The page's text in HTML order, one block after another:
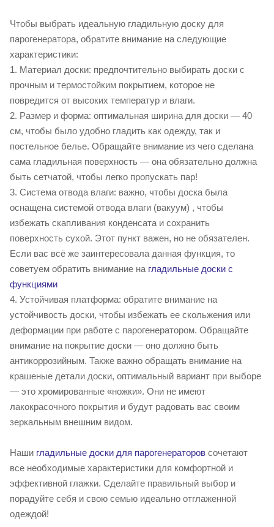
Чтобы выбрать идеальную гладильную доску для
парогенератора, обратите внимание на следующие
характеристики:
1. Материал доски: предпочтительно выбирать доски с
прочным и термостойким покрытием, которое не
повредится от высоких температур и влаги.
2. Размер и форма: оптимальная ширина для доски — 40
см, чтобы было удобно гладить как одежду, так и
постельное белье. Обращайте внимание из чего сделана
сама гладильная поверхность — она обязательно должна
быть сетчатой, чтобы легко пропускать пар!
3. Система отвода влаги: важно, чтобы доска была
оснащена системой отвода влаги (вакуум) , чтобы
избежать скапливания конденсата и сохранить
поверхность сухой. Этот пункт важен, но не обязателен.
Если вас всё же заинтересовала данная функция, то
советуем обратить внимание на гладильные доски с
функциями
4. Устойчивая платформа: обратите внимание на
устойчивость доски, чтобы избежать ее скольжения или
деформации при работе с парогенератором. Обращайте
внимание на покрытие доски — оно должно быть
антикоррозийным. Также важно обращать внимание на
крашеные детали доски, оптимальный вариант при выборе
— это хромированные «ножки». Они не имеют
лакокрасочного покрытия и будут радовать вас своим
зеркальным внешним видом.
Наши гладильные доски для парогенераторов сочетают
все необходимые характеристики для комфортной и
эффективной глажки. Сделайте правильный выбор и
порадуйте себя и свою семью идеально отглаженной
одеждой!